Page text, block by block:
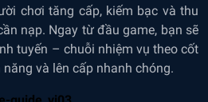
chơi tăng cấp, kiếm bạc và thu
nạp. Ngay từ đầu game, bạn sẽ
tuyến – chuỗi nhiệm vụ theo cốt
và lên cấp nhanh chóng.